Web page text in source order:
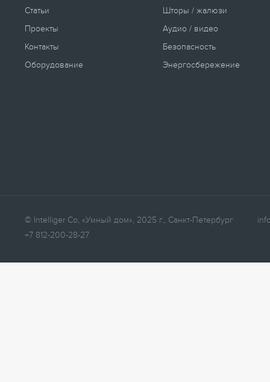
Статьи
Проекты
Контакты
Оборудование
Шторы / жалюзи
Аудио / видео
Безопасность
Энергосбережение
© Intelliger Co, «Умный дом», 2025 г., Санкт-Петербург
+7 812-200-28-27